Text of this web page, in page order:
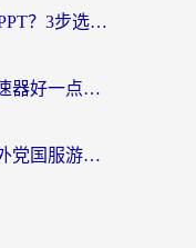
国外玩公主连结：Re总卡成PPT？3步选对加速器，畅玩国服无压力
在国外打明日之后用什么加速器好一点？海外玩家亲测有效的国服游戏加速指南
法国怎么玩宾果消消消？海外党国服游戏加速器终极指南（附漫威召唤与合成解决办法）